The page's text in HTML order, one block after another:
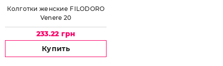
Колготки женские FILODORO
Venere 20
233.22 грн
Купить